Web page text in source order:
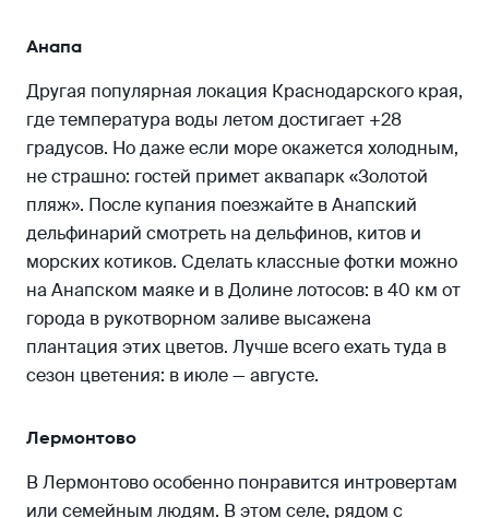
Анапа
Другая популярная локация Краснодарского края,
где температура воды летом достигает +28
градусов. Но даже если море окажется холодным,
не страшно: гостей примет аквапарк «Золотой
пляж». После купания поезжайте в Анапский
дельфинарий смотреть на дельфинов, китов и
морских котиков. Сделать классные фотки можно
на Анапском маяке и в Долине лотосов: в 40 км от
города в рукотворном заливе высажена
плантация этих цветов. Лучше всего ехать туда в
сезон цветения: в июле — августе.
Лермонтово
В Лермонтово особенно понравится интровертам
или семейным людям. В этом селе, рядом с